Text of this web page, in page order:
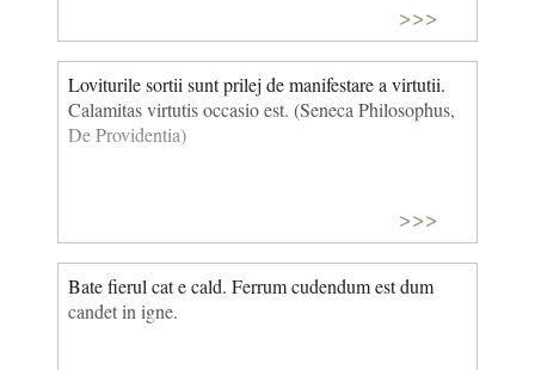
>>>
Loviturile sortii sunt prilej de manifestare a virtutii.
Calamitas virtutis occasio est. (Seneca Philosophus,
De Providentia)
>>>
Bate fierul cat e cald. Ferrum cudendum est dum
candet in igne.